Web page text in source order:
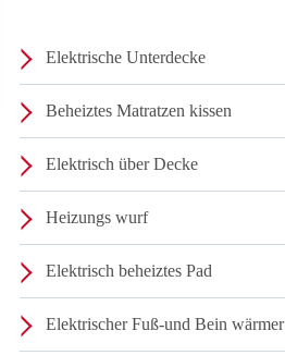
Elektrische Unterdecke
Beheiztes Matratzen kissen
Elektrisch über Decke
Heizungs wurf
Elektrisch beheiztes Pad
Elektrischer Fuß-und Bein wärmer